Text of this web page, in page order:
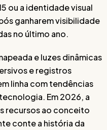
ou a identidade visual
ganharem visibilidade
no último ano.
e luzes dinâmicas
e registros
linha com tendências
Em 2026, a
recursos ao conceito
conte a história da